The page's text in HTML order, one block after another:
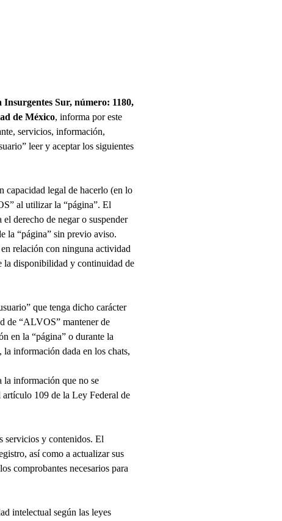
Insurgentes Sur, número: 1180,
de México, informa por este
servicios, información,
leer y aceptar los siguientes
capacidad legal de hacerlo (en lo
” al utilizar la “página”. El
el derecho de negar o suspender
la “página” sin previo aviso.
relación con ninguna actividad
la disponibilidad y continuidad de
que tenga dicho carácter
de “ALVOS” mantener de
en la “página” o durante la
información dada en los chats,
la información que no se
artículo 109 de la Ley Federal de
servicios y contenidos. El
así como a actualizar sus
comprobantes necesarios para
intelectual según las leyes